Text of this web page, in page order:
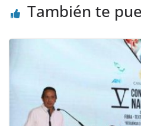
También te